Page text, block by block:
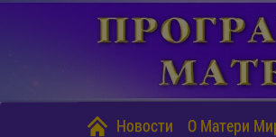
Новости О Матери